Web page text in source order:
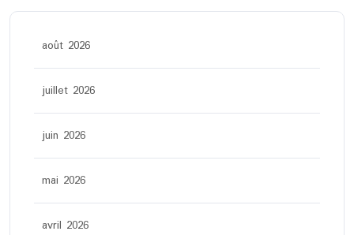
août 2026
juillet 2026
juin 2026
mai 2026
avril 2026